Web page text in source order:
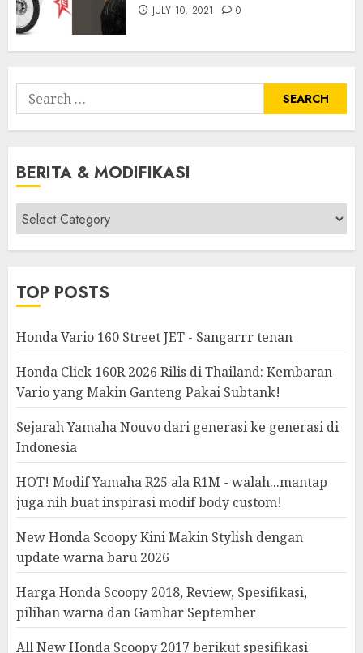
JULY 10, 2021 0
Search
for:
BERITA & MODIFIKASI
Berita
&
Modifikasi
TOP POSTS
Honda Vario 160 Street JET - Sangarrr tenan
Honda Click 160R 2026 Rilis di Thailand: Kembaran
Vario yang Makin Ganteng Pakai Subtank!
Sejarah Yamaha Nouvo dari generasi ke generasi di
Indonesia
HOT! Modif Yamaha R25 ala R1M - walah...mantap
juga nih buat inspirasi modif body custom!
New Honda Scoopy Kini Makin Stylish dengan
update warna baru 2026
Harga Honda Scoopy 2018, Review, Spesifikasi,
pilihan warna dan Gambar September
All New Honda Scoopy 2017 berikut spesifikasi